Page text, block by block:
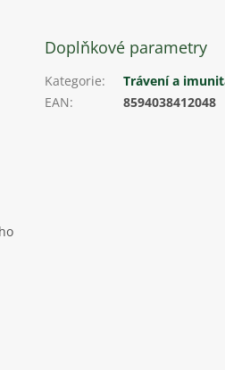
Doplňkové parametry
Kategorie:
Trávení a
EAN: 8594038412048